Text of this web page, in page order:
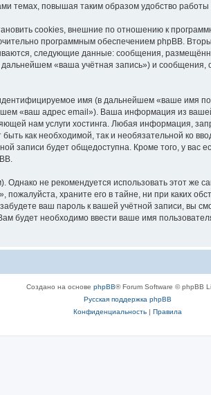
темах, повышая таким образом удобство работы
cookies, внешние по отношению к
программным обеспечением phpBB.
следующие данные: сообщения,
«ваша учётная запись») и
имя (в дальнейшем «ваше имя
«ваш адрес email»). Ваша информация из
нам услуги хостинга. Любая информация,
как необходимой, так и необязательной ко
записи будет общедоступна. Кроме того, у вас
не рекомендуется использовать этот же
храните его в тайне, ни при каких
ваш пароль к вашей учётной записи, вы
будет необходимо ввести ваше имя
Создано на основе phpBB® Forum Software © phpBB
Русская поддержка phpBB
Конфиденциальность| Правила